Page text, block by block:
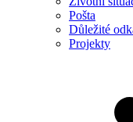
Pošta
Důležité
Projekty